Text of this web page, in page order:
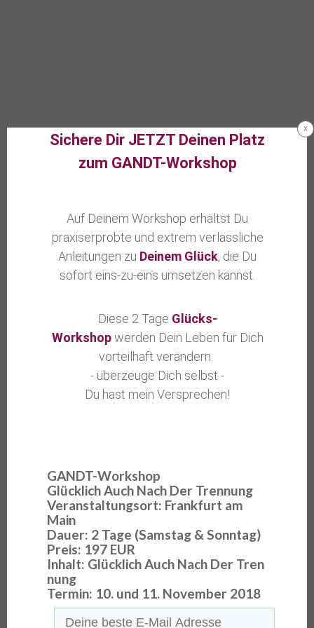
Sichere Dir JETZT Deinen Platz
zum GANDT-Workshop
Auf Deinem Workshop erhältst Du
praxiserprobte und extrem verlässliche
Anleitungen zu Deinem Glück, die Du
sofort eins-zu-eins umsetzen kannst.
Diese 2 Tage Glücks-
Workshop werden Dein Leben für Dich
vorteilhaft verändern.
- überzeuge Dich selbst -
Du hast mein Versprechen!
GANDT-Workshop
GlücklichAuch Nach Der Trennung
Veranstaltungsort: Frankfurt am
Main
Dauer: 2 Tage (Samstag & Sonntag)
Preis: 197 EUR
Inhalt: GlücklichAuch Nach Der Tren
nung
Termin: 10. und 11. November 2018
x